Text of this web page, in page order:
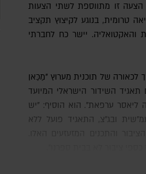
זו מתווספת לשתי הצעות
טרומית, בנוגע לקיצוץ תקציב
והאקטואליה. יישר כח לחברתי
תאגיד השידור הישראלי המיועד
ליאסר ערפאת". הוא הוסיף: "יש
ובג"צ, התאגיד פועל ללא